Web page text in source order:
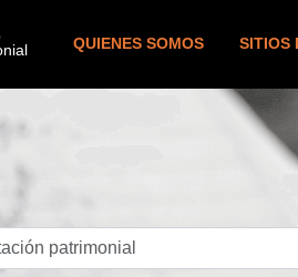
QUIENES SOMOS SITIOS